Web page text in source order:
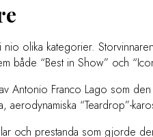
olika kategorier.
både “Best in Show” och
Antonio Franco Lago som den
“Teardrop”-
och prestanda som gjorde